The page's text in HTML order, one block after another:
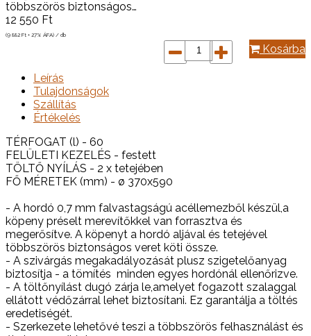
többszörös biztonságos…
12 550 Ft
(9 882 Ft + 27% ÁFA) / db
Kosárba
Leírás
Tulajdonságok
Szállítás
Értékelés
TÉRFOGAT (l) - 60
FELÜLETI KEZELÉS - festett
TÖLTŐ NYÍLÁS - 2 x tetejében
FŐ MÉRETEK (mm) - ø 370x590
- A hordó 0,7 mm falvastagságú acéllemezből készül,a
köpeny préselt merevítőkkel van forrasztva és
megerősítve. A köpenyt a hordó aljával és tetejével
többszörös biztonságos veret köti össze.
- A szivárgás megakadályozását plusz szigetelőanyag
biztosítja - a tömítés minden egyes hordónál ellenőrizve.
- A töltőnyílást dugó zárja le,amelyet fogazott szalaggal
ellátott védőzárral lehet biztosítani. Ez garantálja a töltés
eredetiségét.
- Szerkezete lehetővé teszi a többszörös felhasználást és